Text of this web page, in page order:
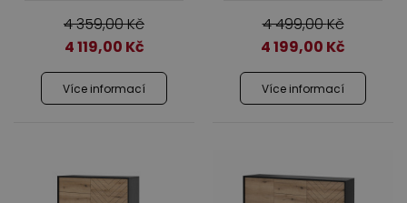
4 359,00Kč
4 119,00 Kč
Více informací
4 499,00Kč
4 199,00 Kč
Více informací